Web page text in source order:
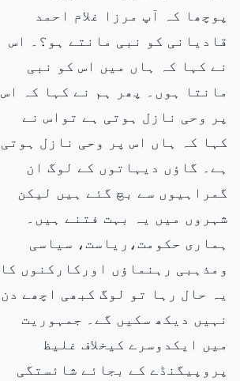
پوچھا کہ آپ مرزا غلام احمد
قادیانی کو نبی مانتے ہو؟۔ اس
نے کہا کہ ہاں میں اس کو نبی
مانتا ہوں۔ پھر ہم نے کہا کہ اس
پر وحی نازل ہوتی ہے تواس نے
کہا کہ ہاں اس پر وحی نازل ہوتی
ہے۔ گاؤں دیہاتوں کے لوگ ان
گمراہیوں سے بچ گئے ہیں لیکن
شہروں میں یہ بہت فتنے ہیں۔
ہماری حکومت،ریاست، سیاسی
ومذہبی رہنماؤں اورکارکنوں کا
یہ حال رہا تو لوگ کبھی اچھے دن
نہیں دیکھ سکیں گے۔ جمہوریت
میں ایکدوسرے کیخلاف غلیظ
پروپیگنڈے کے بجائے شائستگی